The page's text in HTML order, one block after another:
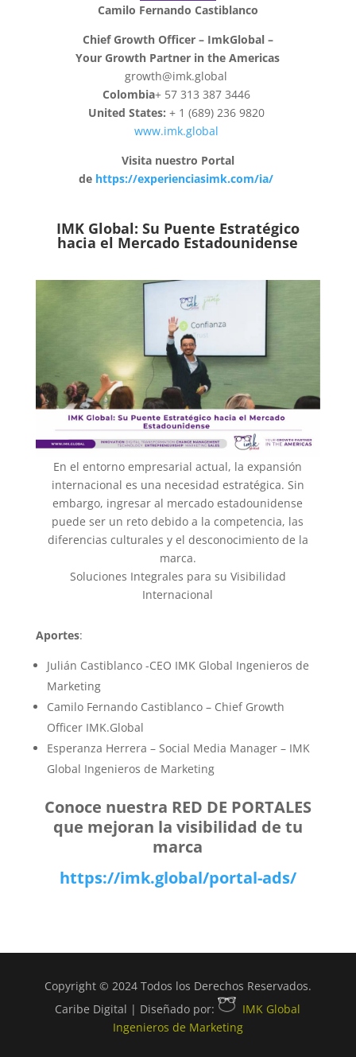
Camilo Fernando Castiblanco
Chief Growth Officer – ImkGlobal –
Your Growth Partner in the Americas
growth@imk.global
Colombia+ 57 313 387 3446
United States: + 1 (689) 236 9820
www.imk.global
Visita nuestro Portal
de https://experienciasimk.com/ia/
IMK Global: Su Puente Estratégico
hacia el Mercado Estadounidense
En el entorno empresarial actual, la expansión
internacional es una necesidad estratégica. Sin
embargo, ingresar al mercado estadounidense
puede ser un reto debido a la competencia, las
diferencias culturales y el desconocimiento de la
marca.
Soluciones Integrales para su Visibilidad
Internacional
Aportes:
Julián Castiblanco -CEO IMK Global Ingenieros de
Marketing
Camilo Fernando Castiblanco – Chief Growth
Officer IMK.Global
Esperanza Herrera – Social Media Manager – IMK
Global Ingenieros de Marketing
Conoce nuestra RED DE PORTALES
que mejoran la visibilidad de tu
marca
https://imk.global/portal-ads/
Copyright © 2024 Todos los Derechos Reservados.
Caribe Digital | Diseñado por:
IMK Global
Ingenieros de Marketing